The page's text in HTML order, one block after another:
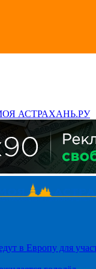
АСТРАХАНЬ.РУ
в Европу для